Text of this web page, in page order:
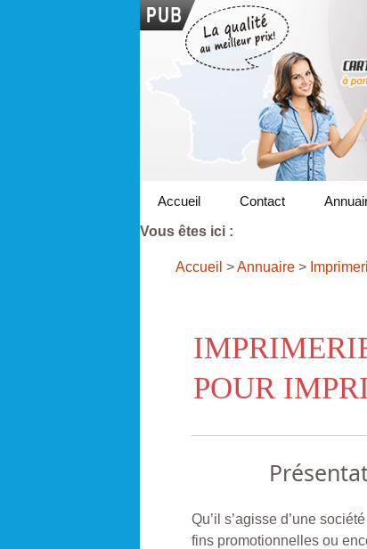
Accueil Contact
Vous êtes ici :
Accueil >Annuaire >
POUR
Qu’il s’agisse d’une
fins promotionnelles ou